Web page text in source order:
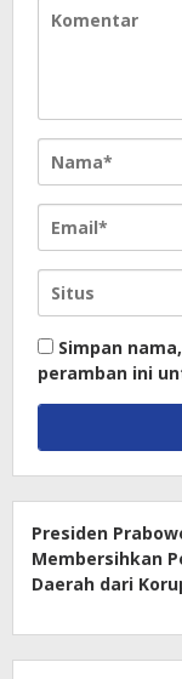
Simpan
peramban ini
Presiden
Membersihkan
Daerah dari